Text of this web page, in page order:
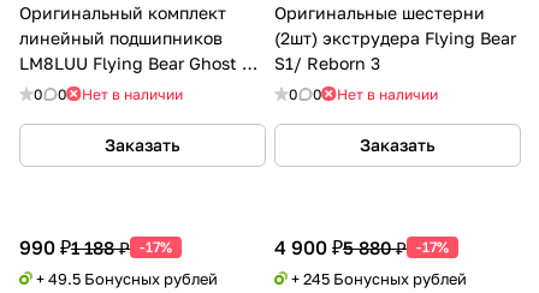
Оригинальный комплект
линейный подшипников
LM8LUU Flying Bear Ghost 6/
5/ 4s/ 4
0 0 Нет в наличии
Заказать
Оригинальные шестерни
(2шт) экструдера Flying Bear
S1/ Reborn 3
0 0 Нет в наличии
Заказать
990 ₽1 188 ₽ -17%
+ 49.5 Бонусных рублей
4 900 ₽5 880 ₽ -17%
+ 245 Бонусных рублей